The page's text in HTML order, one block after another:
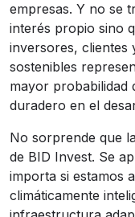
empresas. Y no se
interés propio sino
inversores, clientes
sostenibles
mayor probabilidad
duradero en el
No sorprende que
de BID Invest. Se
importa si estamos
climáticamente